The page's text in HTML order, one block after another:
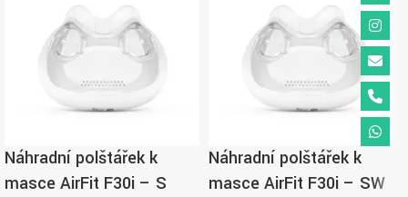
Náhradní polštářek k
masce AirFit F30i – S
Náhradní polštářek k
masce AirFit F30i – SW